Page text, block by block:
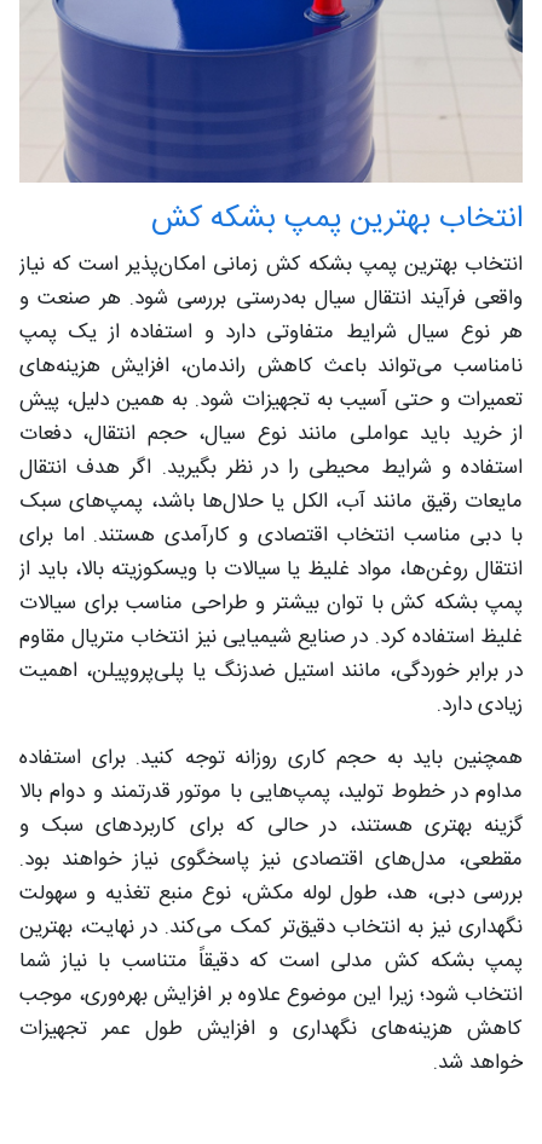
انتخاب بهترین پمپ بشکه کش
انتخاب بهترین پمپ بشکه کش زمانی امکان‌پذیر است که نیاز
واقعی فرآیند انتقال سیال به‌درستی بررسی شود. هر صنعت و
هر نوع سیال شرایط متفاوتی دارد و استفاده از یک پمپ
نامناسب می‌تواند باعث کاهش راندمان، افزایش هزینه‌های
تعمیرات و حتی آسیب به تجهیزات شود. به همین دلیل، پیش
از خرید باید عواملی مانند نوع سیال، حجم انتقال، دفعات
استفاده و شرایط محیطی را در نظر بگیرید. اگر هدف انتقال
مایعات رقیق مانند آب، الکل یا حلال‌ها باشد، پمپ‌های سبک
با دبی مناسب انتخاب اقتصادی و کارآمدی هستند. اما برای
انتقال روغن‌ها، مواد غلیظ یا سیالات با ویسکوزیته بالا، باید از
پمپ بشکه کش با توان بیشتر و طراحی مناسب برای سیالات
غلیظ استفاده کرد. در صنایع شیمیایی نیز انتخاب متریال مقاوم
در برابر خوردگی، مانند استیل ضدزنگ یا پلی‌پروپیلن، اهمیت
زیادی دارد.
همچنین باید به حجم کاری روزانه توجه کنید. برای استفاده
مداوم در خطوط تولید، پمپ‌هایی با موتور قدرتمند و دوام بالا
گزینه بهتری هستند، در حالی که برای کاربردهای سبک و
مقطعی، مدل‌های اقتصادی نیز پاسخگوی نیاز خواهند بود.
بررسی دبی، هد، طول لوله مکش، نوع منبع تغذیه و سهولت
نگهداری نیز به انتخاب دقیق‌تر کمک می‌کند. در نهایت، بهترین
پمپ بشکه کش مدلی است که دقیقاً متناسب با نیاز شما
انتخاب شود؛ زیرا این موضوع علاوه بر افزایش بهره‌وری، موجب
کاهش هزینه‌های نگهداری و افزایش طول عمر تجهیزات
خواهد شد.